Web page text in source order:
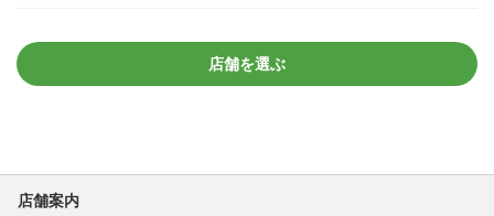
店舗を選ぶ
店舗案内